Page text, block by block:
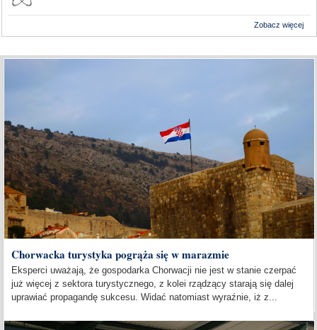
Zobacz więcej
Chorwacka turystyka pogrąża się w marazmie
Eksperci uważają, że gospodarka Chorwacji nie jest w stanie czerpać
już więcej z sektora turystycznego, z kolei rządzący starają się dalej
uprawiać propagandę sukcesu. Widać natomiast wyraźnie, iż z...